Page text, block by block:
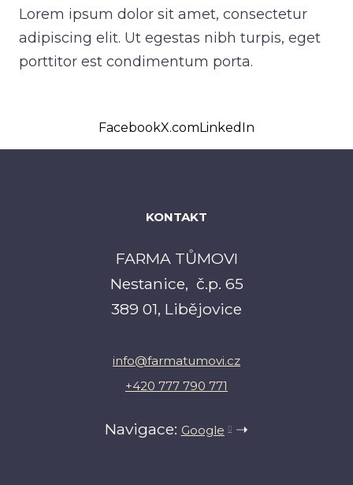
Lorem ipsum dolor sit amet, consectetur
adipiscing elit. Ut egestas nibh turpis, eget
porttitor est condimentum porta.
FacebookX.comLinkedIn
KONTAKT
FARMA TŮMOVI
Nestanice, č.p. 65
389 01, Libějovice
info@farmatumovi.cz
+420 777 790 771
Navigace: Google ➝